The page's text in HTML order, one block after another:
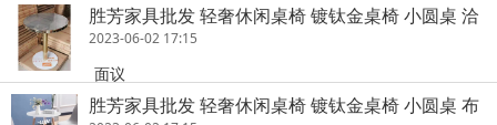
胜芳家具批发 轻奢休闲桌椅 镀钛金桌椅 小圆桌 洽
谈桌 接待桌 北欧桌 休闲桌 简约家具 时尚家具 咖
2023-06-02 17:15
面议
胜芳家具批发 轻奢休闲桌椅 镀钛金桌椅 小圆桌 布